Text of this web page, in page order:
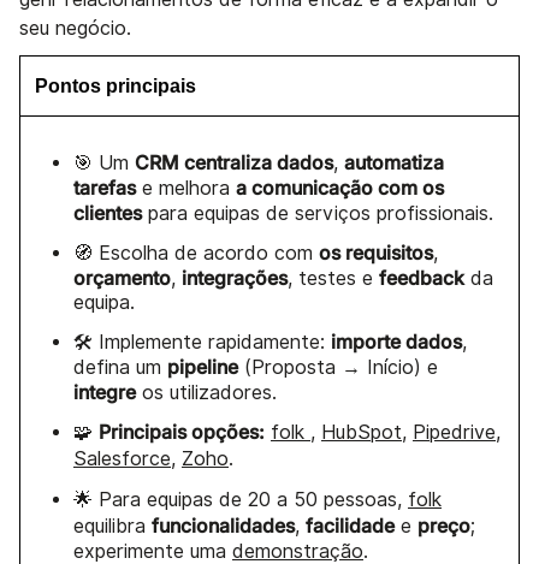
seu negócio.
Pontos principais
🎯 Um CRM centraliza dados, automatiza
tarefase melhora a comunicação com os
clientespara equipas de serviços profissionais.
🧭 Escolha de acordo com os requisitos,
orçamento, integrações, testes e feedbackda
equipa.
🛠️ Implemente rapidamente: importe dados,
defina um pipeline(Proposta → Início) e
integreos utilizadores.
🧩 Principais opções: folk , HubSpot, Pipedrive,
Salesforce, Zoho.
🌟 Para equipas de 20 a 50 pessoas, folk
equilibra funcionalidades, facilidadee preço;
experimente uma demonstração.